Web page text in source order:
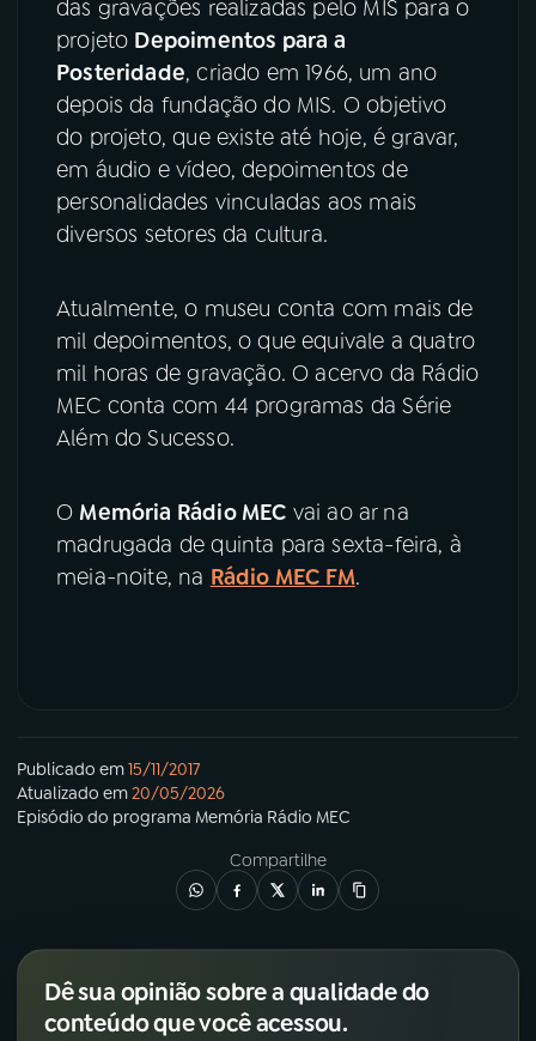
das gravações realizadas pelo MIS para o
projeto Depoimentos para a
Posteridade, criado em 1966, um ano
depois da fundação do MIS. O objetivo
do projeto, que existe até hoje, é gravar,
em áudio e vídeo, depoimentos de
personalidades vinculadas aos mais
diversos setores da cultura.
Atualmente, o museu conta com mais de
mil depoimentos, o que equivale a quatro
mil horas de gravação. O acervo da Rádio
MEC conta com 44 programas da Série
Além do Sucesso.
O Memória Rádio MEC vai ao ar na
madrugada de quinta para sexta-feira, à
meia-noite, na Rádio MEC FM.
Publicado em15/11/2017
Atualizado em20/05/2026
Episódio do programa Memória Rádio MEC
Compartilhe
Dê sua opinião sobre a qualidade do
conteúdo que você acessou.